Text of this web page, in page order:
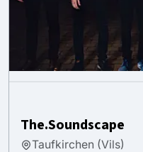
The.Soundscape
Taufkirchen (Vils)